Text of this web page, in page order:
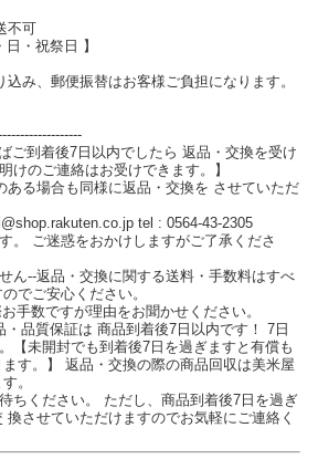
不可
・祝祭日 】
み、郵便振替はお客様ご負担になります。
ご到着後7日以内でしたら 返品・交換を受け
けのご連絡はお受けできます。】
ある場合も同様に返品・交換を させていただ
tel : 0564-43-2305
。 ご迷惑をおかけしますがご了承くださ
ん--返品・交換に関する送料・手数料はすべ
でご安心ください。
手数ですが理由をお聞かせください。
・品質保証は 商品到着後7日以内です！ 7日
【未開封でも到着後7日を過ぎますと有償も
す。】 返品・交換の際の商品回収は美米屋
。
ちください。 ただし、商品到着後7日を過ぎ
させていただけますのでお気軽にご連絡く